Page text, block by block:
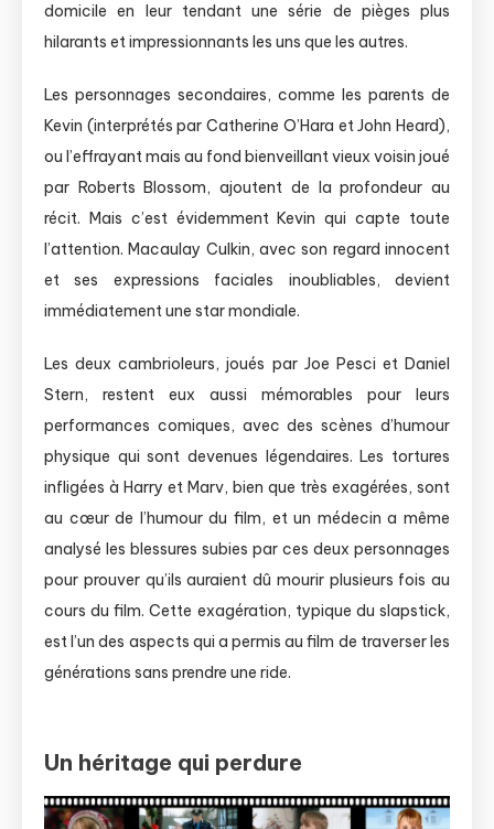
domicile en leur tendant une série de pièges plus
hilarants et impressionnants les uns que les autres.
Les personnages secondaires, comme les parents de
Kevin (interprétés par Catherine O’Hara et John Heard),
ou l’effrayant mais au fond bienveillant vieux voisin joué
par Roberts Blossom, ajoutent de la profondeur au
récit. Mais c’est évidemment Kevin qui capte toute
l’attention. Macaulay Culkin, avec son regard innocent
et ses expressions faciales inoubliables, devient
immédiatement une star mondiale.
Les deux cambrioleurs, joués par Joe Pesci et Daniel
Stern, restent eux aussi mémorables pour leurs
performances comiques, avec des scènes d’humour
physique qui sont devenues légendaires. Les tortures
infligées à Harry et Marv, bien que très exagérées, sont
au cœur de l’humour du film, et un médecin a même
analysé les blessures subies par ces deux personnages
pour prouver qu’ils auraient dû mourir plusieurs fois au
cours du film. Cette exagération, typique du slapstick,
est l’un des aspects qui a permis au film de traverser les
générations sans prendre une ride.
Un héritage qui perdure